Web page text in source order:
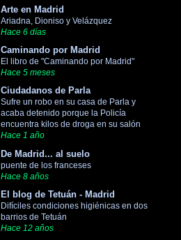
Arte en Madrid
Ariadna, Dioniso y Velázquez
Hace 6 días
Caminando por Madrid
El libro de "Caminando por Madrid"
Hace 5 meses
Ciudadanos de Parla
Sufre un robo en su casa de Parla y
acaba detenido porque la Policía
encuentra kilos de droga en su salón
Hace 1 año
De Madrid... al suelo
puente de los franceses
Hace 8 años
El blog de Tetuán - Madrid
Difíciles condiciones higiénicas en dos
barrios de Tetuán
Hace 12 años